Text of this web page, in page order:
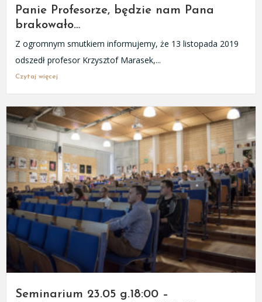
Panie Profesorze, będzie nam Pana
brakowało…
Z ogromnym smutkiem informujemy, że 13 listopada 2019
odszedł profesor Krzysztof Marasek,...
Czytaj więcej
Seminarium 23.05 g.18:00 –